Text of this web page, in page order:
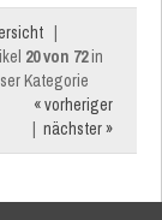
|
20 von 72in
Kategorie
« vorheriger
| nächster »